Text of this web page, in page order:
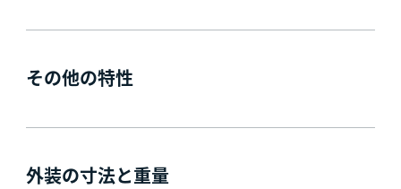
その他の特性
外装の寸法と重量